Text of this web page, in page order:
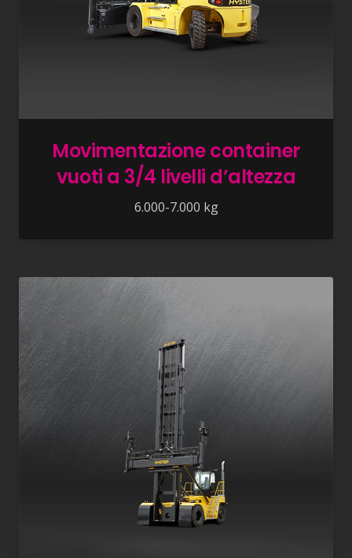
Movimentazione container
vuoti a 3/4 livelli d’altezza
6.000-7.000 kg